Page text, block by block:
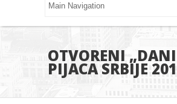
OTVORENI „DANI
PIJACA SRBIJE